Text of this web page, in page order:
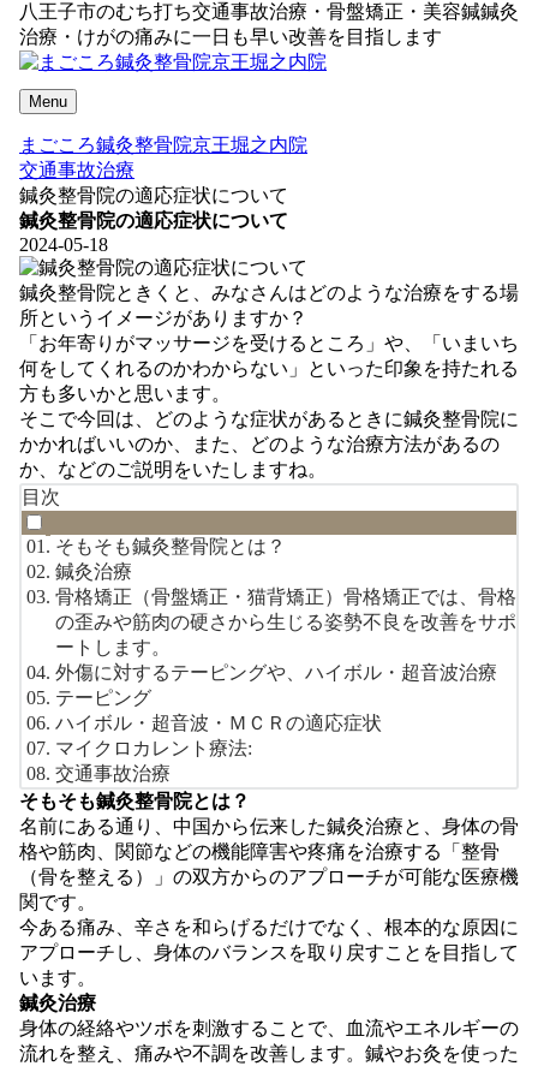
八王子市のむち打ち交通事故治療・骨盤矯正・美容鍼鍼灸
治療・けがの痛みに一日も早い改善を目指します
Menu
まごころ鍼灸整骨院京王堀之内院
交通事故治療
鍼灸整骨院の適応症状について
鍼灸整骨院の適応症状について
2024-05-18
鍼灸整骨院ときくと、みなさんはどのような治療をする場
所というイメージがありますか？
「お年寄りがマッサージを受けるところ」や、「いまいち
何をしてくれるのかわからない」といった印象を持たれる
方も多いかと思います。
そこで今回は、どのような症状があるときに鍼灸整骨院に
かかればいいのか、また、どのような治療方法があるの
か、などのご説明をいたしますね。
目次
そもそも鍼灸整骨院とは？
鍼灸治療
骨格矯正（骨盤矯正・猫背矯正）骨格矯正では、骨格
の歪みや筋肉の硬さから生じる姿勢不良を改善をサポ
ートします。
外傷に対するテーピングや、ハイボル・超音波治療
テーピング
ハイボル・超音波・ＭＣＲの適応症状
マイクロカレント療法:
交通事故治療
そもそも鍼灸整骨院とは？
名前にある通り、中国から伝来した鍼灸治療と、身体の骨
格や筋肉、関節などの機能障害や疼痛を治療する「整骨
（骨を整える）」の双方からのアプローチが可能な医療機
関です。
今ある痛み、辛さを和らげるだけでなく、 根本的な原因に
アプローチし
、身体のバランスを取り戻すことを目指して
います。
鍼灸治療
身体の経絡やツボを刺激することで、血流やエネルギーの
流れを整え、痛みや不調を改善します。鍼やお灸を使った